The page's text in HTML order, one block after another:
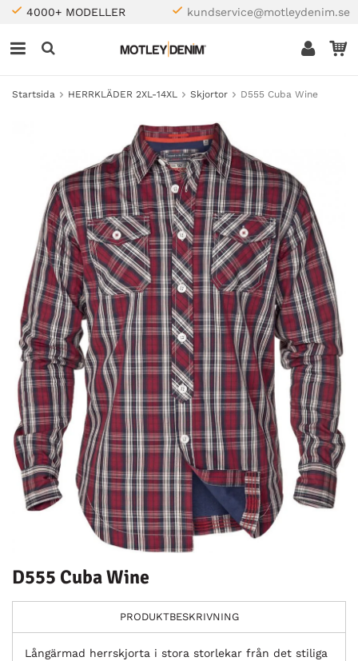
4000+ MODELLER kundservice@motleydenim.se
Startsida HERRKLÄDER 2XL-14XL Skjortor D555 Cuba Wine
D555 Cuba Wine
PRODUKTBESKRIVNING
Långärmad herrskjorta i stora storlekar från det stiliga